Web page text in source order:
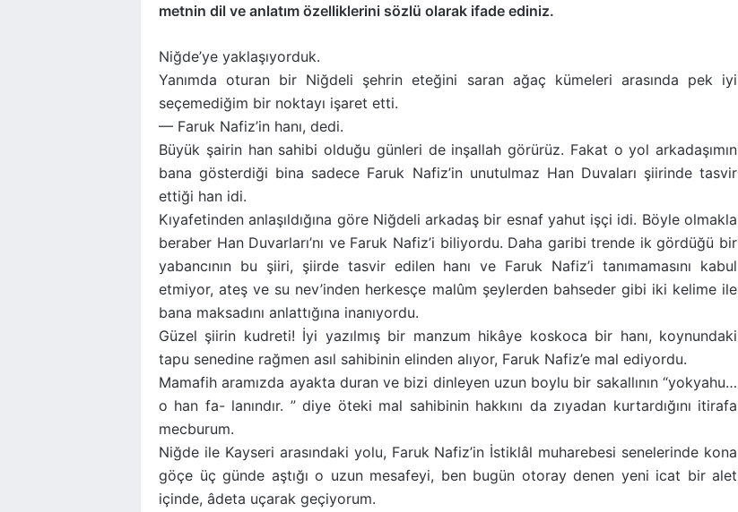
metnin dil ve anlatım özelliklerini sözlü olarak ifade ediniz.
Niğde’ye yaklaşıyorduk.
Yanımda oturan bir Niğdeli şehrin eteğini saran ağaç kümeleri arasında pek iyi
seçemediğim bir noktayı işaret etti.
— Faruk Nafiz’in hanı, dedi.
Büyük şairin han sahibi olduğu günleri de inşallah görürüz. Fakat o yol arkadaşımın
bana gösterdiği bina sadece Faruk Nafiz’in unutulmaz Han Duvaları şiirinde tasvir
ettiği han idi.
Kıyafetinden anlaşıldığına göre Niğdeli arkadaş bir esnaf yahut işçi idi. Böyle olmakla
beraber Han Duvarları’nı ve Faruk Nafiz’i biliyordu. Daha garibi trende ik gördüğü bir
yabancının bu şiiri, şiirde tasvir edilen hanı ve Faruk Nafiz’i tanımamasını kabul
etmiyor, ateş ve su nev’inden herkesçe malûm şeylerden bahseder gibi iki kelime ile
bana maksadını anlattığına inanıyordu.
Güzel şiirin kudreti! İyi yazılmış bir manzum hikâye koskoca bir hanı, koynundaki
tapu senedine rağmen asıl sahibinin elinden alıyor, Faruk Nafiz’e mal ediyordu.
Mamafih aramızda ayakta duran ve bizi dinleyen uzun boylu bir sakallının “yokyahu…
o han fa- lanındır. ” diye öteki mal sahibinin hakkını da zıyadan kurtardığını itirafa
mecburum.
Niğde ile Kayseri arasındaki yolu, Faruk Nafiz’in İstiklâl muharebesi senelerinde kona
göçe üç günde aştığı o uzun mesafeyi, ben bugün otoray denen yeni icat bir alet
içinde, âdeta uçarak geçiyorum.